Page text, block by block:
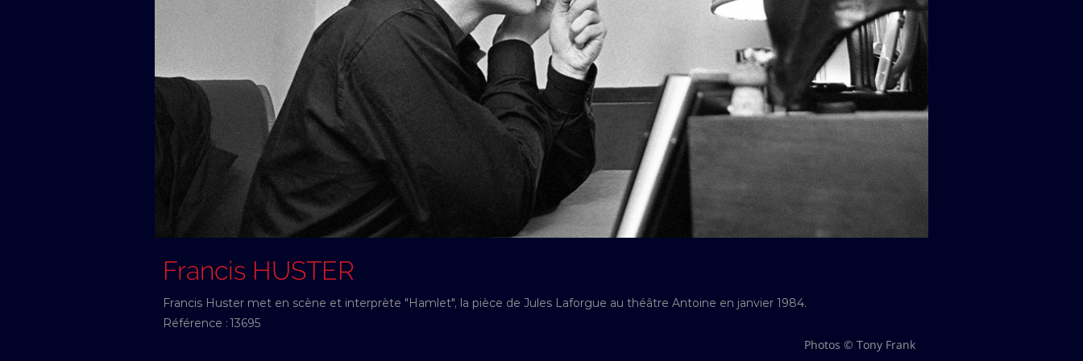
Francis HUSTER
Francis Huster met en scène et interprète "Hamlet", la pièce de Jules Laforgue au théâtre Antoine en janvier 1984.
Référence :13695
Photos © Tony Frank